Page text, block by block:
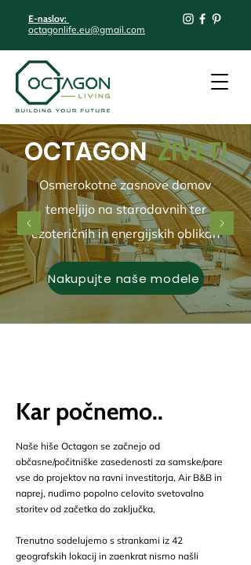
E-naslov:
octagonlife.eu@gmail.com
OCTAGON ŽIVETI
Osmerokotne zasnove domov
temeljijo na starodavnih ter
ezoteričnih in energijskih oblikah
Nakupujte naše modele
Kar počnemo..
Naše hiše Octagon se začnejo od
občasne/počitniške zasedenosti za samske/pare
vse do projektov na ravni investitorja, Air B&B in
naprej, nudimo popolno celovito svetovalno
storitev od začetka do zaključka,
Trenutno sodelujemo s strankami iz 42
geografskih lokacij in zaenkrat nismo našli